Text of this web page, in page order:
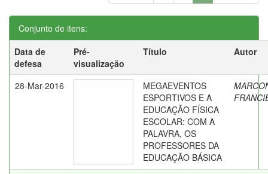
Conjunto de itens:
Data de
defesa
Pré-
visualização
Título Autor
28-Mar-2016
MEGAEVENTOS
ESPORTIVOS E A
EDUCAÇÃO FÍSICA
ESCOLAR: COM A
PALAVRA, OS
PROFESSORES DA
EDUCAÇÃO BÁSICA